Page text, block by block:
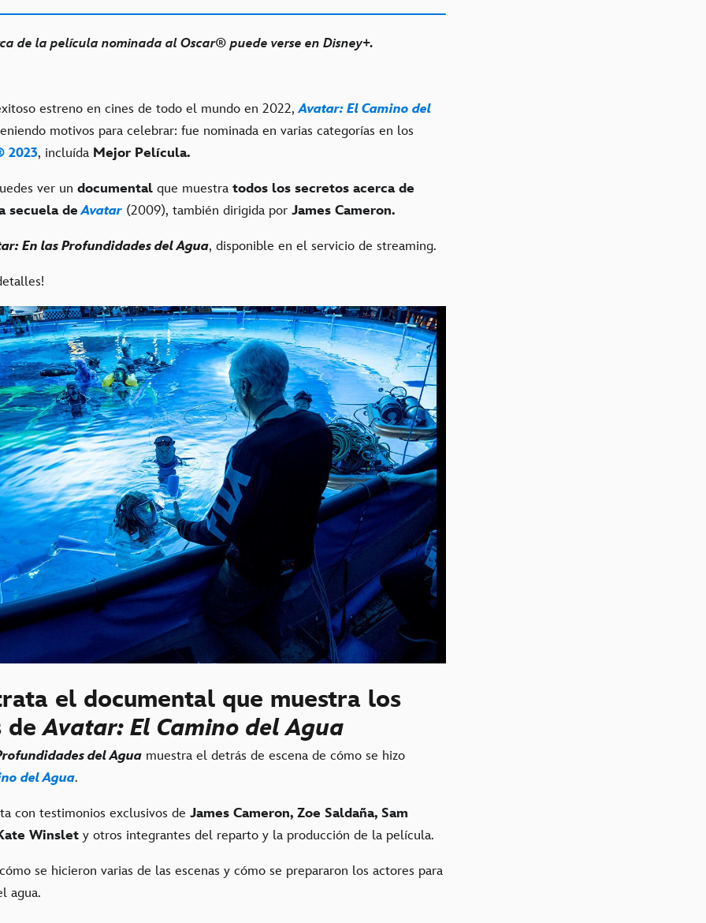
de la película nominada al Oscar® puede verse en Disney+.
estreno en cines de todo el mundo en 2022,Avatar: El Camino del
motivos para celebrar: fue nominada en varias categorías en los
2023, incluída Mejor Película.
ver un documental que muestra todos los secretos acerca de
secuela deAvatar (2009), también dirigida por James Cameron.
En las Profundidades del Agua, disponible en el servicio de streaming.
el documental que muestra los
deAvatar: El Camino del Agua
del Agua muestra el detrás de escena de cómo se hizo
del Agua.
con testimonios exclusivos de James Cameron, Zoe Saldaña, Sam
Winslet y otros integrantes del reparto y la producción de la película.
se hicieron varias de las escenas y cómo se prepararon los actores para
agua.